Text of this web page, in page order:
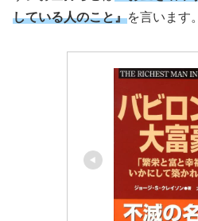
している人のこと』を言います。